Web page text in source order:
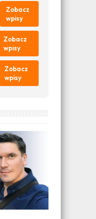
Zobacz
wpisy
Zobacz
wpisy
Zobacz
wpisy